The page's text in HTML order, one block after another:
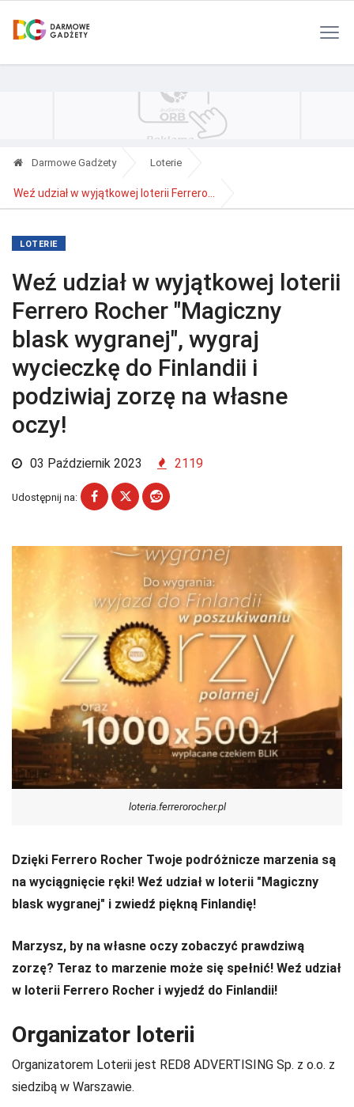
Darmowe Gadżety Loterie
Weź udział w wyjątkowej loterii Ferrero...
LOTERIE
Weź udział w wyjątkowej loterii
Ferrero Rocher "Magiczny
blask wygranej", wygraj
wycieczkę do Finlandii i
podziwiaj zorzę na własne
oczy!
03 Październik 2023 2119
Udostępnij na:
loteria.ferrerorocher.pl
Dzięki Ferrero Rocher Twoje podróżnicze marzenia są
na wyciągnięcie ręki! Weź udział w loterii "Magiczny
blask wygranej" i zwiedź piękną Finlandię!
Marzysz, by na własne oczy zobaczyć prawdziwą
zorzę? Teraz to marzenie może się spełnić! Weź udział
w loterii Ferrero Rocher i wyjedź do Finlandii!
Organizator loterii
Organizatorem Loterii jest RED8 ADVERTISING Sp. z o.o. z
siedzibą w Warszawie.